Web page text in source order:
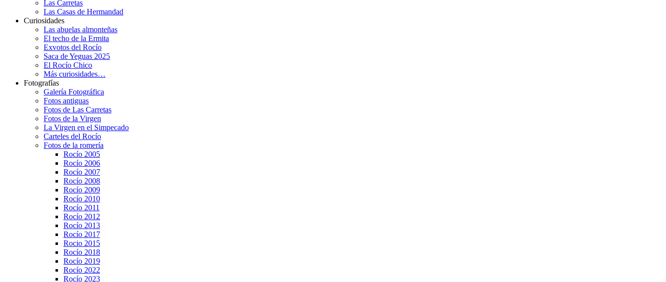
Las Carretas
Las Casas de Hermandad
Curiosidades
Las abuelas almonteñas
El techo de la Ermita
Exvotos del Rocío
Saca de Yeguas 2025
El Rocío Chico
Más curiosidades…
Fotografías
Galería Fotográfica
Fotos antiguas
Fotos de Las Carretas
Fotos de la Virgen
La Virgen en el Simpecado
Carteles del Rocío
Fotos de la romería
Rocío 2005
Rocío 2006
Rocío 2007
Rocío 2008
Rocío 2009
Rocío 2010
Rocío 2011
Rocío 2012
Rocío 2013
Rocío 2017
Rocio 2015
Rocío 2018
Rocío 2019
Rocío 2022
Rocío 2023